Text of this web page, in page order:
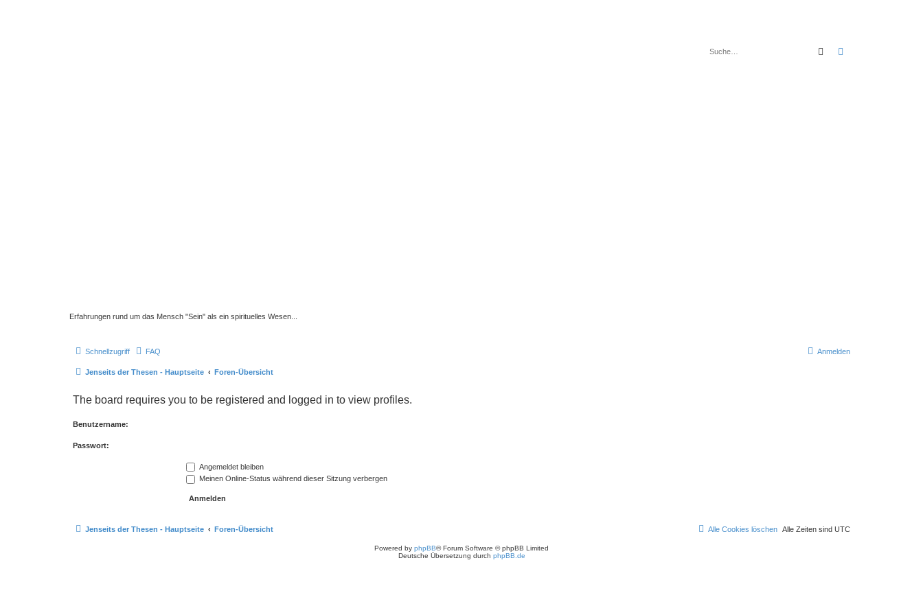
Erfahrungen rund um das Mensch "Sein" als ein spirituelles Wesen...
Suche
Schnellzugriff FAQ Anmelden
Jenseits der Thesen - Hauptseite Foren-Übersicht
The board requires you to be registered and logged in to view profiles.
Benutzername:
Passwort:
Angemeldet bleiben
Meinen Online-Status während dieser Sitzung verbergen
Jenseits der Thesen - Hauptseite Foren-Übersicht Alle Zeiten sind UTC
Alle Cookies löschen
Powered by phpBB® Forum Software © phpBB Limited
Deutsche Übersetzung durch phpBB.de